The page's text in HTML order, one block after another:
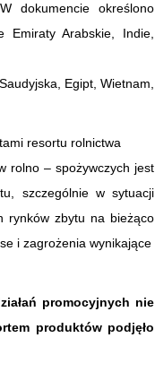
dokumencie określono
Arabskie, Indie,
Egipt, Wietnam,
resortu rolnictwa
rolno – spożywczych jest
szczególnie w sytuacji
rynków zbytu na bieżąco
i zagrożenia wynikające
promocyjnych nie
produktów podjęło